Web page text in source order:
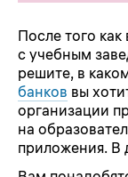
После того
с учебным
решите, в
банков вы
организации
на
приложения. В